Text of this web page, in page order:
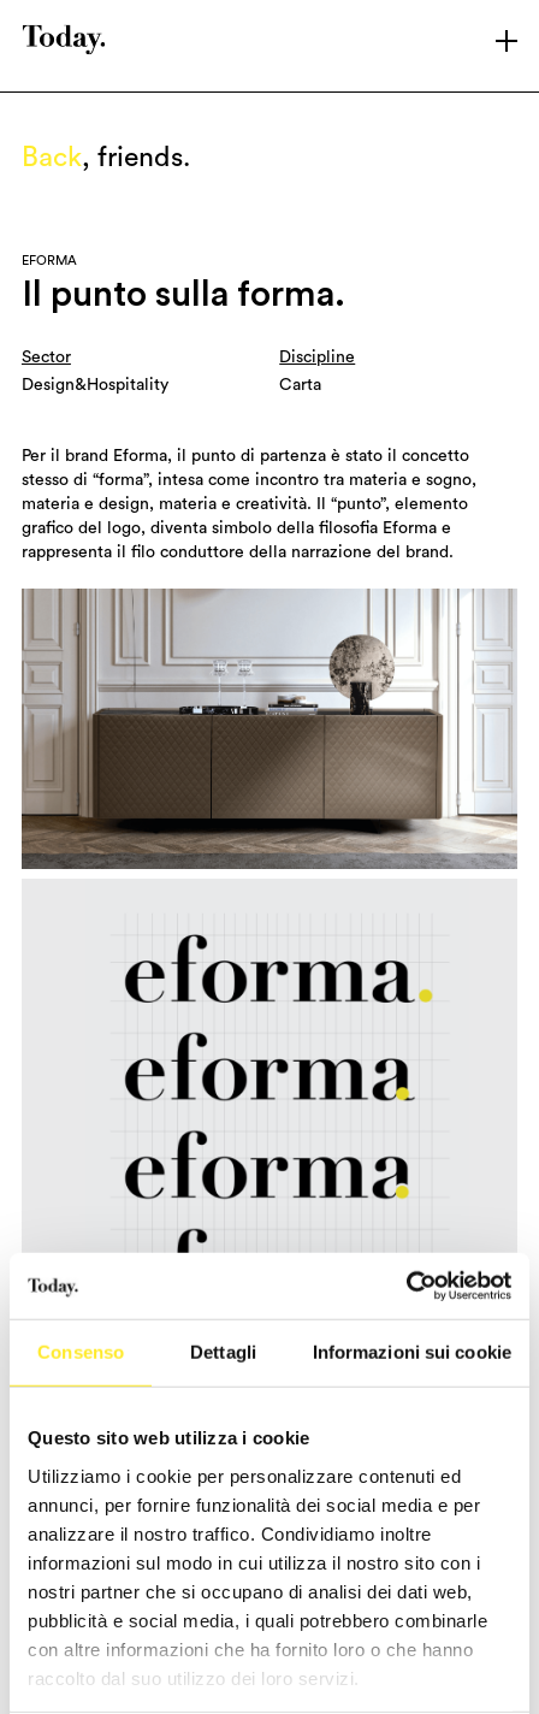
Consenso Dettagli Informazioni sui cookie
Questo sito web utilizza i cookie
Utilizziamo i cookie per personalizzare contenuti ed
annunci, per fornire funzionalità dei social media e per
analizzare il nostro traffico. Condividiamo inoltre
informazioni sul modo in cui utilizza il nostro sito con i
nostri partner che si occupano di analisi dei dati web,
pubblicità e social media, i quali potrebbero combinarle
con altre informazioni che ha fornito loro o che hanno
raccolto dal suo utilizzo dei loro servizi.
ARCHIVE
SHOWREEL
CONTACT
LINKEDIN
Back, friends.
EFORMA
Il punto sulla forma.
Sector
Design&Hospitality
Discipline
Carta
Per il brand Eforma, il punto di partenza è stato il concetto
stesso di “forma”, intesa come incontro tra materia e sogno,
materia e design, materia e creatività. Il “punto”, elemento
grafico del logo, diventa simbolo della filosofia Eforma e
rappresenta il filo conduttore della narrazione del brand.